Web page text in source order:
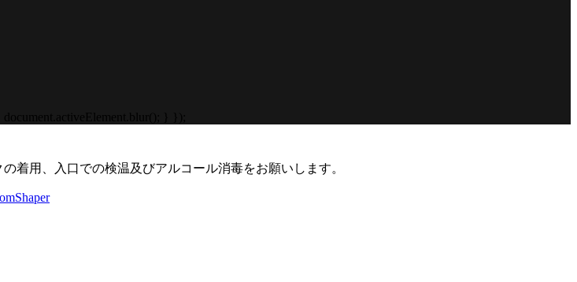
着用、入口での検温及びアルコール消毒をお願いします。